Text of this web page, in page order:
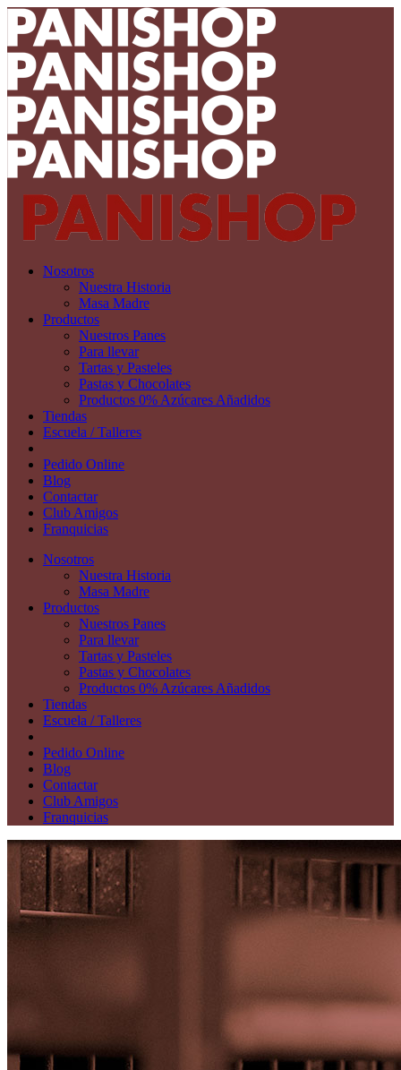
Nosotros
Nuestra Historia
Masa Madre
Productos
Nuestros Panes
Para llevar
Tartas y Pasteles
Pastas y Chocolates
Productos 0% Azúcares Añadidos
Tiendas
Escuela / Talleres
Pedido Online
Blog
Contactar
Club Amigos
Franquicias
Nosotros
Nuestra Historia
Masa Madre
Productos
Nuestros Panes
Para llevar
Tartas y Pasteles
Pastas y Chocolates
Productos 0% Azúcares Añadidos
Tiendas
Escuela / Talleres
Pedido Online
Blog
Contactar
Club Amigos
Franquicias